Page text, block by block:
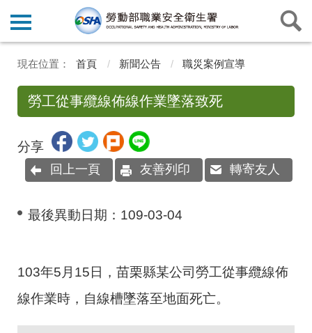
首頁 新聞公告 職災案例宣導
勞工從事纜線佈線作業墜落致死
分享
回上一頁 友善列印 轉寄友人
最後異動日期： 109-03-04
103年5月15日，苗栗縣某公司勞工從事纜線佈
線作業時，自線槽墜落至地面死亡。